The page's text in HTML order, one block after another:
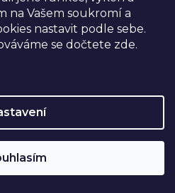
na Vašem soukromí a
nastavit podle sebe.
se dočtete zde.